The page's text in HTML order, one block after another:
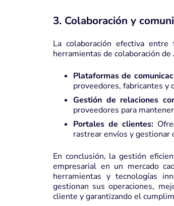
3. Colaboración y
La colaboración efectiva
herramientas de colaboración
Plataformas de
proveedores, fabricantes y
Gestión de relaciones
proveedores para
Portales de clientes:
rastrear envíos y gestionar
En conclusión, la gestión
empresarial en un mercado
herramientas y tecnologías
gestionan sus operaciones,
cliente y garantizando el